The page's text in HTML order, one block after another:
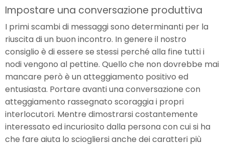
Impostare una conversazione produttiva
I primi scambi di messaggi sono determinanti per la
riuscita di un buon incontro. In genere il nostro
consiglio è di essere se stessi perché alla fine tutti i
nodi vengono al pettine. Quello che non dovrebbe mai
mancare però è un atteggiamento positivo ed
entusiasta. Portare avanti una conversazione con
atteggiamento rassegnato scoraggia i propri
interlocutori. Mentre dimostrarsi costantemente
interessato ed incuriosito dalla persona con cui si ha
che fare aiuta lo sciogliersi anche dei caratteri più